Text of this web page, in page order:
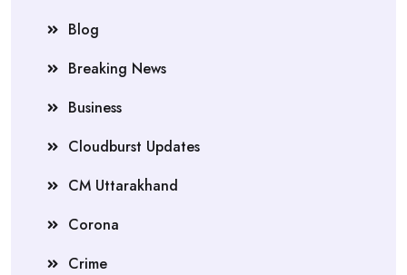
Blog
Breaking News
Business
Cloudburst Updates
CM Uttarakhand
Corona
Crime